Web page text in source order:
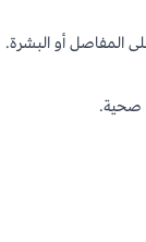
المفاصل أو البشرة.
صحية.